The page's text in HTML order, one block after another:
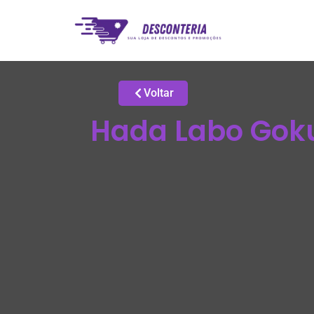
Voltar
Hada Labo